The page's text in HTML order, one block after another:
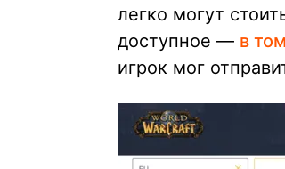
легко могут
доступное — в
игрок мог